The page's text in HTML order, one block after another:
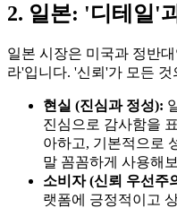
2. 일본: '디테일'
일본 시장은 미국과 정반
라'입니다. '신뢰'가 모든
현실 (진심과 정성):
진심으로 감사함을
아하고, 기본적으로
말 꼼꼼하게 사용해
소비자 (신뢰 우선주
랫폼에 긍정적이고